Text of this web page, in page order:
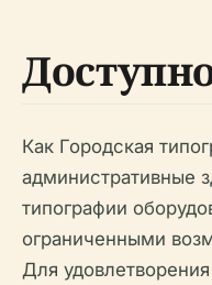
Как Городская
административные
типографии
ограниченными
Для